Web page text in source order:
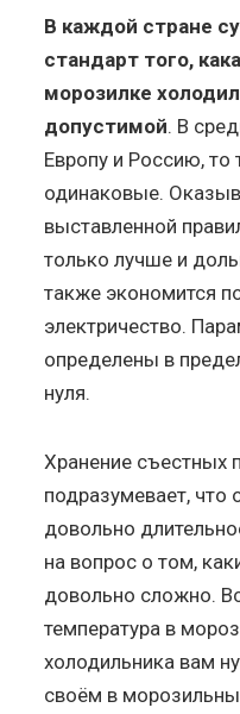
В каждой стране
стандарт того,
морозилке
допустимой. В
Европу и Россию, то
одинаковые.
выставленной
только лучше и
также экономится
электричество.
определены в
нуля.
Хранение съестных
подразумевает, что
довольно
на вопрос о том,
довольно сложно.
температура в
холодильника вам
своём в